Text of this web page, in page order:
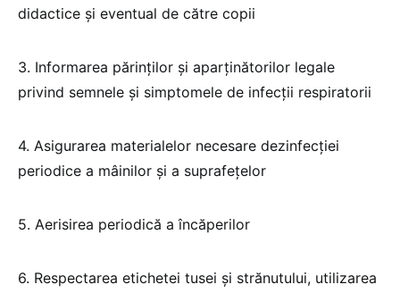
didactice și eventual de către copii
3. Informarea părinților și aparținătorilor legale
privind semnele și simptomele de infecții respiratorii
4. Asigurarea materialelor necesare dezinfecției
periodice a mâinilor și a suprafețelor
5. Aerisirea periodică a încăperilor
6. Respectarea etichetei tusei și strănutului, utilizarea